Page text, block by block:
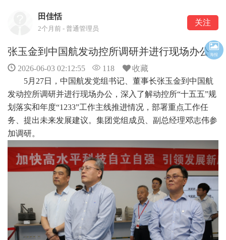
田佳恬
2个月前 - 普通管理员
关注
张玉金到中国航发动控所调研并进行现场办公
2026-06-03 02:12:55 118
收藏
5月27日，中国航发党组书记、董事长张玉金到中国航
发动控所调研并进行现场办公，深入了解动控所“十五五”规
划落实和年度“1233”工作主线推进情况，部署重点工作任
务、提出未来发展建议。集团党组成员、副总经理邓志伟参
加调研。
海报